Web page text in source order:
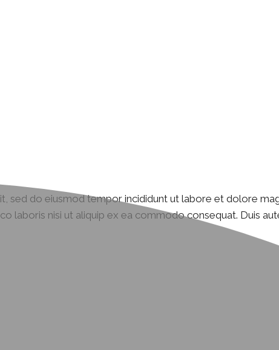
sed do eiusmod tempor incididunt ut labore et dolore
laboris nisi ut aliquip ex ea commodo consequat. Duis